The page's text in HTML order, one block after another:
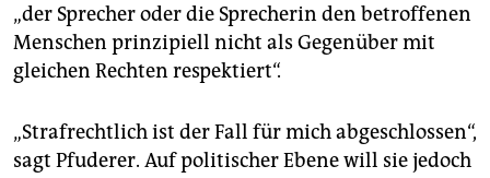
„der Sprecher oder die Sprecherin den betroffenen
Menschen prinzipiell nicht als Gegenüber mit
gleichen Rechten respektiert“.
„Strafrechtlich ist der Fall für mich abgeschlossen“,
sagt Pfuderer. Auf politischer Ebene will sie jedoch